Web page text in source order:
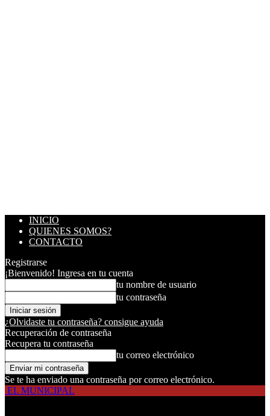
INICIO
QUIENES SOMOS?
CONTACTO
Registrarse
¡Bienvenido! Ingresa en tu cuenta
tu nombre de usuario
tu contraseña
¿Olvidaste tu contraseña? consigue ayuda
Recuperación de contraseña
Recupera tu contraseña
tu correo electrónico
Se te ha enviado una contraseña por correo electrónico.
EL MUNICIPAL